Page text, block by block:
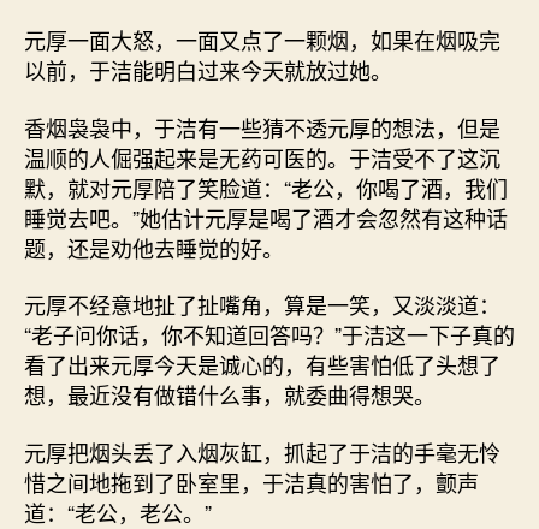
元厚一面大怒，一面又点了一颗烟，如果在烟吸完
以前，于洁能明白过来今天就放过她。
香烟袅袅中，于洁有一些猜不透元厚的想法，但是
温顺的人倔强起来是无药可医的。于洁受不了这沉
默，就对元厚陪了笑脸道：“老公，你喝了酒，我们
睡觉去吧。”她估计元厚是喝了酒才会忽然有这种话
题，还是劝他去睡觉的好。
元厚不经意地扯了扯嘴角，算是一笑，又淡淡道：
“老子问你话，你不知道回答吗？”于洁这一下子真的
看了出来元厚今天是诚心的，有些害怕低了头想了
想，最近没有做错什么事，就委曲得想哭。
元厚把烟头丢了入烟灰缸，抓起了于洁的手毫无怜
惜之间地拖到了卧室里，于洁真的害怕了，颤声
道：“老公，老公。”